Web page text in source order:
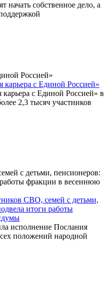
начать собственное дело, а
карьера с Единой Россией»
с Единой Россией» в
2,3 тысяч участников
СВО, семей с детьми,
итоги работы
исполнение Послания
положений народной